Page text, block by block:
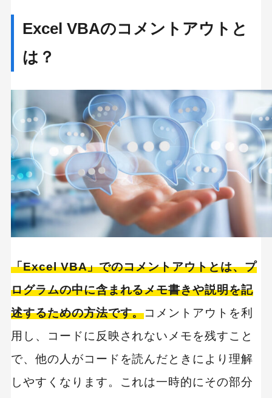
Excel VBAでコメントアウトをショートカットす
ツールバーのユーザー設定を開こう
選択したボタンの編集をアクティブにする
選択したボタンの編集で名前を変えよう
非コメントブロックのアクセスキーを設定する
Excel VBAでコメントアウトした方が良いケース
とは？
Excel VBAのコメントアウトを使って円滑に作業
Excel VBAのコメントアウトと
は？
「Excel VBA」でのコメントアウトとは、プ
ログラムの中に含まれるメモ書きや説明を記
述するための方法です。コメントアウトを利
用し、コードに反映されないメモを残すこと
で、他の人がコードを読んだときにより理解
しやすくなります。これは一時的にその部分